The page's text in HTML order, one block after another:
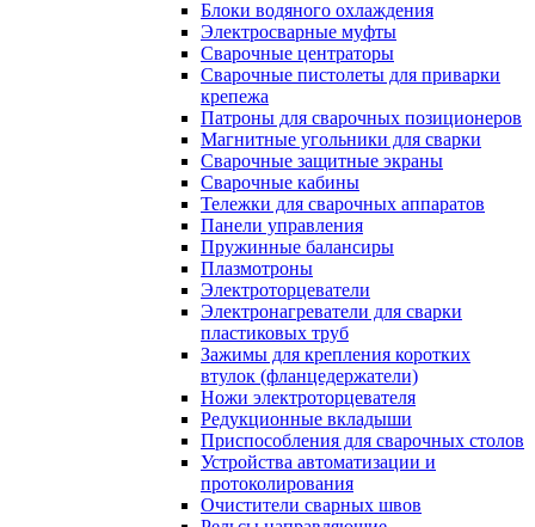
Блоки водяного охлаждения
Электросварные муфты
Сварочные центраторы
Сварочные пистолеты для приварки
крепежа
Патроны для сварочных позиционеров
Магнитные угольники для сварки
Сварочные защитные экраны
Сварочные кабины
Тележки для сварочных аппаратов
Панели управления
Пружинные балансиры
Плазмотроны
Электроторцеватели
Электронагреватели для сварки
пластиковых труб
Зажимы для крепления коротких
втулок (фланцедержатели)
Ножи электроторцевателя
Редукционные вкладыши
Приспособления для сварочных столов
Устройства автоматизации и
протоколирования
Очистители сварных швов